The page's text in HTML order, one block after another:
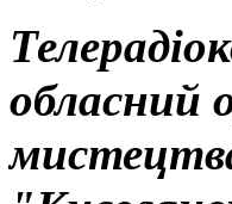
обласний